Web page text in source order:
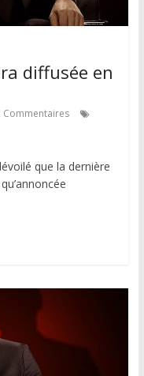
diffusée en
Commentaires
que la dernière